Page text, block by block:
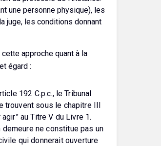
une personne physique), les
juge, les conditions donnant
approche quant à la
égard :
192 C.p.c., le Tribunal
trouvent sous le chapitre III
au Titre V du Livre 1.
ne constitue pas un
qui donnerait ouverture